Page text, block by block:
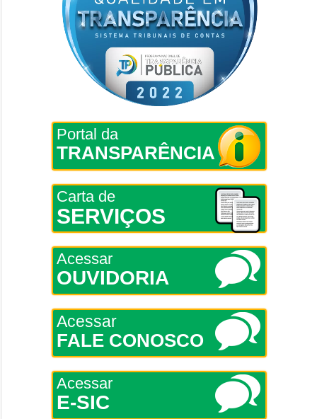
Portal da
TRANSPARÊNCIA
Carta de
SERVIÇOS
Acessar
OUVIDORIA
Acessar
FALE CONOSCO
Acessar
E-SIC